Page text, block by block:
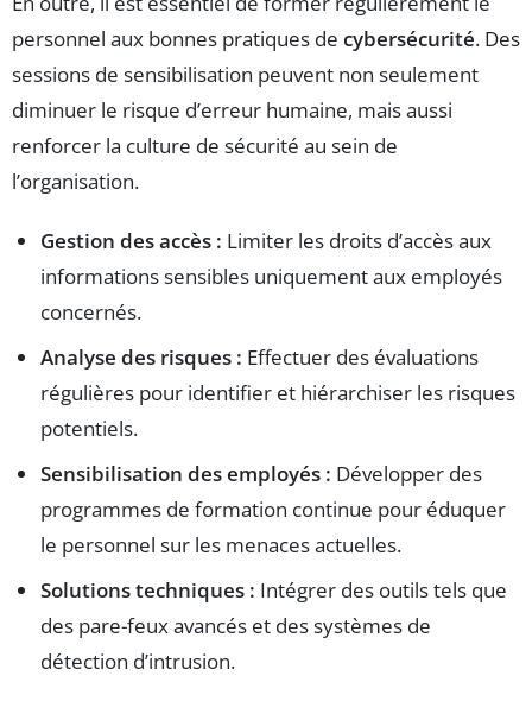
personnel aux bonnes pratiques de cybersécurité. Des
sessions de sensibilisation peuvent non seulement
diminuer le risque d’erreur humaine, mais aussi
renforcer la culture de sécurité au sein de
l’organisation.
Gestion des accès : Limiter les droits d’accès aux
informations sensibles uniquement aux employés
concernés.
Analyse des risques : Effectuer des évaluations
régulières pour identifier et hiérarchiser les risques
potentiels.
Sensibilisation des employés : Développer des
programmes de formation continue pour éduquer
le personnel sur les menaces actuelles.
Solutions techniques : Intégrer des outils tels que
des pare-feux avancés et des systèmes de
détection d’intrusion.